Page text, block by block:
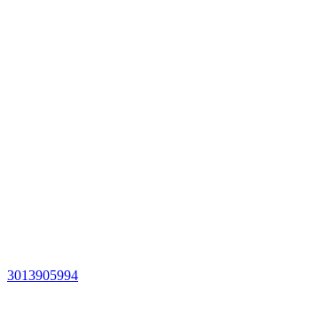
3013905994